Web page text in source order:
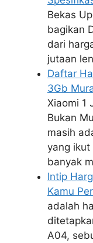
Bekas
bagikan
dari
jutaan
Daftar
3Gb
Xiaomi 1
Bukan
masih
yang ikut
banyak
Intip
Kamu
adalah
A04,